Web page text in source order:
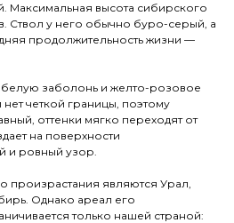
высота сибирского
Ствол у него обычно буро-серый, а
продолжительность жизни —
заболонь и желто-розовое
четкой границы, поэтому
оттенки мягко переходят от
на поверхности
и ровный узор.
произрастания являются Урал,
Однако ареал его
только нашей страной: